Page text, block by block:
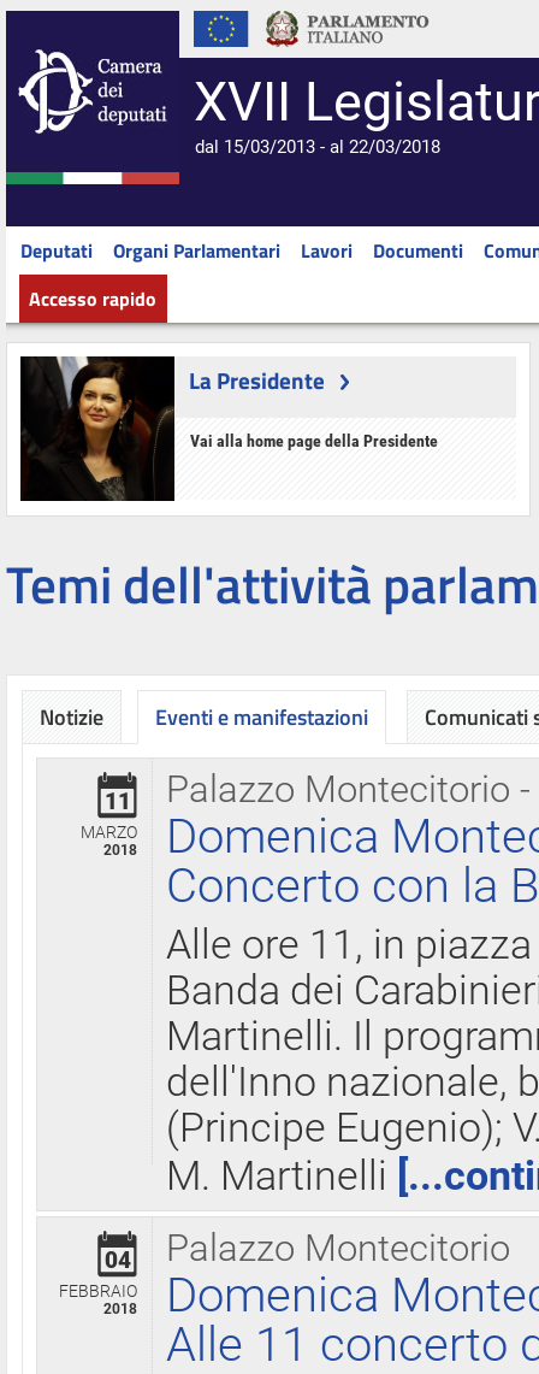
XVII
dal 15/03/2013 - al 22/03/2018
Deputati Organi Parlamentari Lavori Documenti
Accesso rapido
La Presidente
Vai alla home page della Presidente
Temi dell'attività
Notizie Eventi e manifestazioni
Palazzo Montecitorio
11
MARZO
2018
Domenica
Concerto con la
Alle ore 11, in
Banda dei
Martinelli. Il
dell'Inno nazionale,
(Principe Eugenio);
M. Martinelli
Palazzo Montecitorio
04
FEBBRAIO
2018
Domenica
Alle 11 concerto
Comunicati